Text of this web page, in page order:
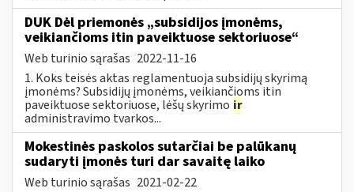
DUK Dėl priemonės „subsidijos įmonėms,
veikiančioms itin paveiktuose sektoriuose“
Web turinio sąrašas 2022-11-16
1. Koks teisės aktas reglamentuoja subsidijų skyrimą
įmonėms? Subsidijų įmonėms, veikiančioms itin
paveiktuose sektoriuose, lėšų skyrimo ir
administravimo tvarkos...
Mokestinės paskolos sutarčiai be palūkanų
sudaryti įmonės turi dar savaitę laiko
Web turinio sąrašas 2021-02-22